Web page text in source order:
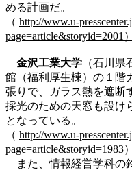
める計画だ。
（ http://www.u-
page=article&storyid=2001）
金沢工業大学 （石川
館（福利厚生棟）の１階
張りで、ガラス熱を遮断
採光のための天窓も設け
となっている。
（ http://www.u-
page=article&storyid=1983）
また、情報経営学科の